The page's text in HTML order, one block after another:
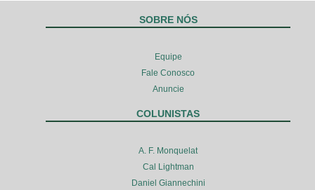
SOBRE NÓS
Equipe
Fale Conosco
Anuncie
COLUNISTAS
A. F. Monquelat
Cal Lightman
Daniel Giannechini